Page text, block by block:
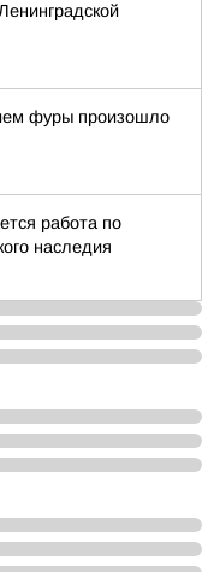
фуры произошло
работа по
наследия